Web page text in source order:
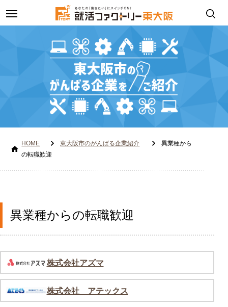
toggle
navigation
HOME 東大阪市のがんばる企業紹介
異業種から
の転職歓迎
異業種からの転職歓迎
株式会社アズマ
株式会社 アテックス